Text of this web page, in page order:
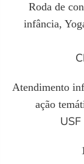
Roda de
infância,
Atendimento
ação